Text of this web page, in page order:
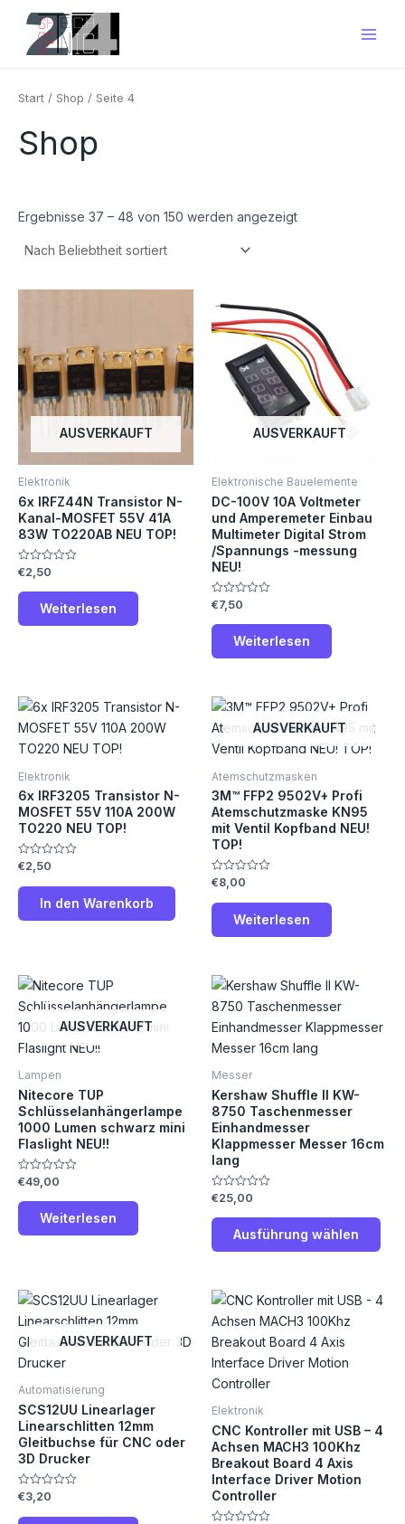
springen
Start / Shop / Seite 4
Shop
Ergebnisse 37 – 48 von 150 werden angezeigt
AUSVERKAUFT
Elektronik
6x IRFZ44N Transistor N-
Kanal-MOSFET 55V 41A
83W TO220AB NEU TOP!
Bewertet
0
€2,50
Weiterlesen
AUSVERKAUFT
Elektronische Bauelemente
DC-100V 10A Voltmeter
und Amperemeter Einbau
Multimeter Digital Strom
/Spannungs -messung
NEU!
Bewertet
mit
0
€7,50
Weiterlesen
Elektronik
6x IRF3205 Transistor N-
MOSFET 55V 110A 200W
TO220 NEU TOP!
Bewertet
0
€2,50
In den Warenkorb
AUSVERKAUFT
Atemschutzmasken
3M™ FFP2 9502V+ Profi
Atemschutzmaske KN95
mit Ventil Kopfband NEU!
TOP!
Bewertet
0
€8,00
Weiterlesen
AUSVERKAUFT
Lampen
Nitecore TUP
Schlüsselanhängerlampe
1000 Lumen schwarz mini
Flaslight NEU!!
Bewertet
0
€49,00
Weiterlesen
Messer
Kershaw Shuffle II KW-
8750 Taschenmesser
Einhandmesser
Klappmesser Messer 16cm
lang
Bewertet
0
€25,00
Ausführung wählen
AUSVERKAUFT
Automatisierung
SCS12UU Linearlager
Linearschlitten 12mm
Gleitbuchse für CNC oder
3D Drucker
Bewertet
0
€3,20
Elektronik
CNC Kontroller mit USB – 4
Achsen MACH3 100Khz
Breakout Board 4 Axis
Interface Driver Motion
Controller